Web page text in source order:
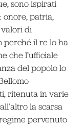
sono ispirati
onore, patria,
di
perché il re lo ha
che l’ufficiale
del popolo lo
ritenuta in varie
la scarsa
pervenuto